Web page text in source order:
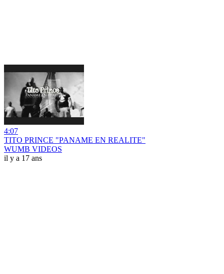
4:07
TITO PRINCE "PANAME EN REALITE"
WUMB VIDEOS
il y a 17 ans